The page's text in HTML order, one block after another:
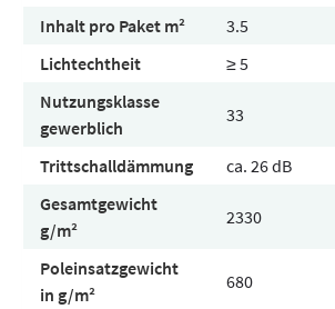
Inhalt pro Paket m²
3.5
Lichtechtheit
≥ 5
Nutzungsklasse
gewerblich
33
Trittschalldämmung
ca. 26 dB
Gesamtgewicht
g/m²
2330
Poleinsatzgewicht
in g/m²
680